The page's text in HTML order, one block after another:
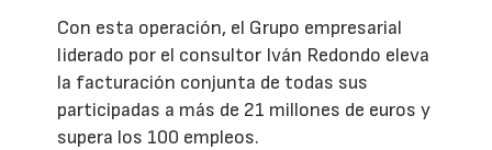
Con esta operación, el Grupo empresarial
liderado por el consultor Iván Redondo eleva
la facturación conjunta de todas sus
participadas a más de 21 millones de euros y
supera los 100 empleos.